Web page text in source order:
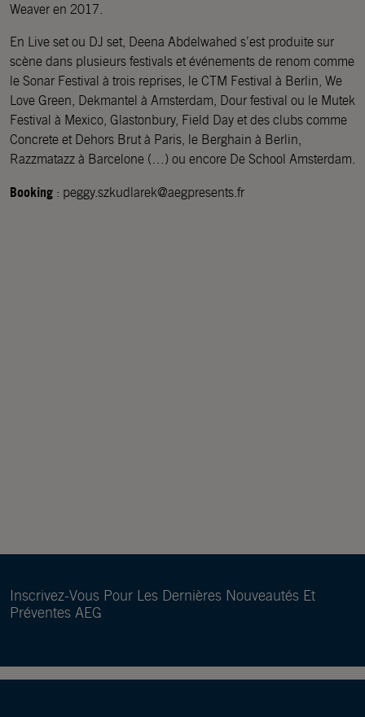
Weaver en 2017.
En Live set ou DJ set, Deena Abdelwahed s’est produite sur
scène dans plusieurs festivals et événements de renom comme
le Sonar Festival à trois reprises, le CTM Festival à Berlin, We
Love Green, Dekmantel à Amsterdam, Dour festival ou le Mutek
Festival à Mexico, Glastonbury, Field Day et des clubs comme
Concrete et Dehors Brut à Paris, le Berghain à Berlin,
Razzmatazz à Barcelone (…) ou encore De School Amsterdam.
Booking : peggy.szkudlarek@aegpresents.fr
Inscrivez-Vous Pour Les Dernières Nouveautés Et
Préventes AEG